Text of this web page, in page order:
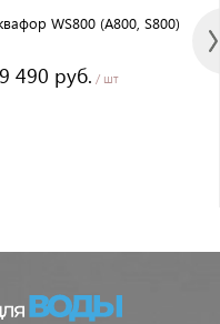
WS800 (А800, S800)
490 руб. / шт